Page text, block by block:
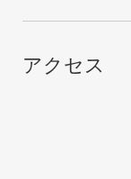
アクセス